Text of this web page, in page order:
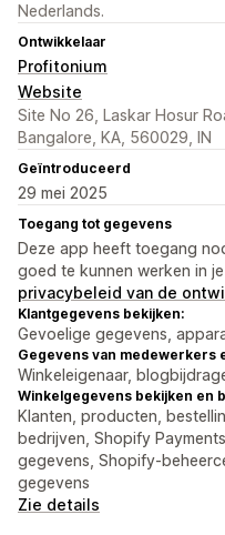
Nederlands.
Ontwikkelaar
Profitonium
Website
Site No 26, Laskar Hosur
Bangalore, KA, 560029, IN
Geïntroduceerd
29 mei 2025
Toegang tot gegevens
Deze app heeft toegang
goed te kunnen werken in
privacybeleid van de
Klantgegevens bekijken:
Gevoelige gegevens,
Gegevens van medewerkers
Winkeleigenaar,
Winkelgegevens bekijken en
Klanten, producten,
bedrijven, Shopify
gegevens, Shopify-
gegevens
Zie details